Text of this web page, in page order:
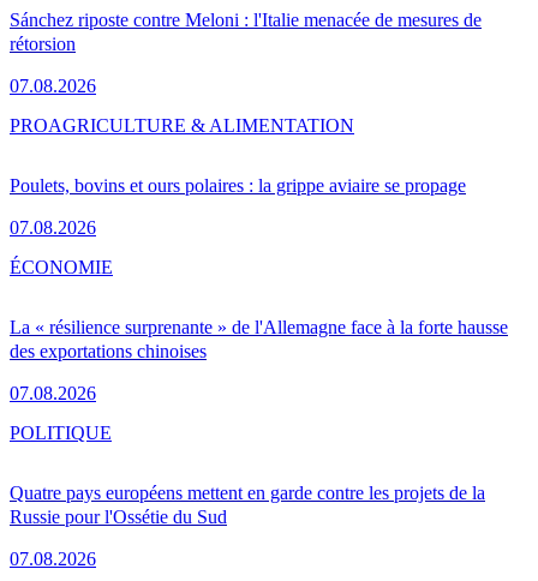
Sánchez riposte contre Meloni : l'Italie menacée de mesures de
rétorsion
07.08.2026
Poulets, bovins et ours polaires : la grippe aviaire se propage
07.08.2026
PROAGRICULTURE & ALIMENTATION
La « résilience surprenante » de l'Allemagne face à la forte hausse
des exportations chinoises
07.08.2026
ÉCONOMIE
Quatre pays européens mettent en garde contre les projets de la
Russie pour l'Ossétie du Sud
07.08.2026
POLITIQUE